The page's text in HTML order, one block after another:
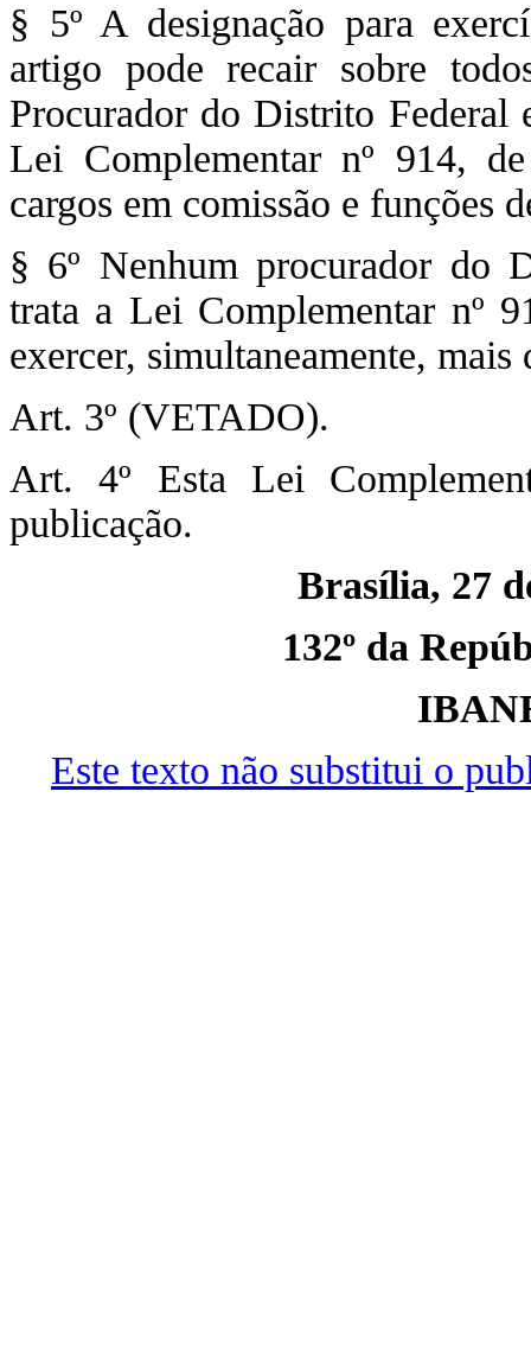
§ 5º A designação para
artigo pode recair sobre
Procurador do Distrito Federal
Lei Complementar nº 914,
cargos em comissão e funções
§ 6º Nenhum procurador do
trata a Lei Complementar nº
exercer, simultaneamente, mais
Art. 3º (VETADO).
Art. 4º Esta Lei
publicação.
Brasília, 27
132º da
Este texto não substitui o